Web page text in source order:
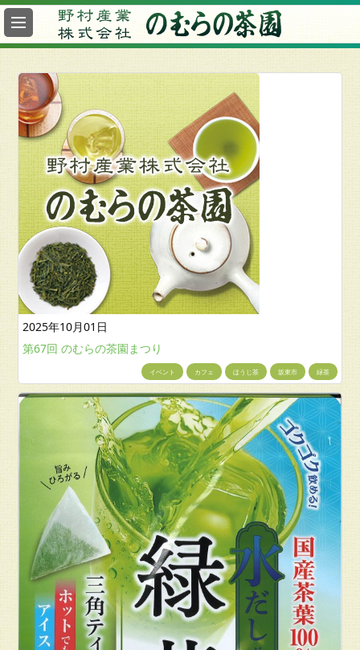
最
新
情
総
2025年10月01日
第67回 のむらの茶園まつり
イベント カフェ ほうじ茶 坂東市 緑茶